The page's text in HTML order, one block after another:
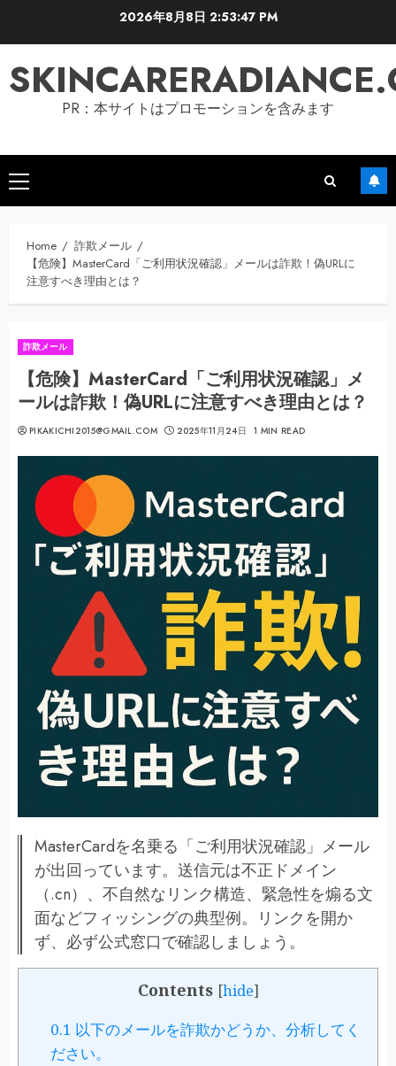
2026年8月8日 2:53:48 PM
PR：本サイトはプロモーションを含みます
Primary
Menu
Home
詐欺メール
【危険】MasterCard「ご利用状況確認」メールは詐欺！偽URLに
注意すべき理由とは？
詐欺メール
【危険】MasterCard「ご利用状況確認」メ
ールは詐欺！偽URLに注意すべき理由とは？
PIKAKICHI2015@GMAIL.COM 2025年11月24日 1 MIN READ
MasterCardを名乗る「ご利用状況確認」メール
が出回っています。送信元は不正ドメイン
（.cn）、不自然なリンク構造、緊急性を煽る文
面などフィッシングの典型例。リンクを開か
ず、必ず公式窓口で確認しましょう。
Contents [hide]
0.1 以下のメールを詐欺かどうか、分析してく
ださい。